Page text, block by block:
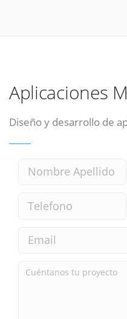
Aplicaciones
Diseño y desarrollo de